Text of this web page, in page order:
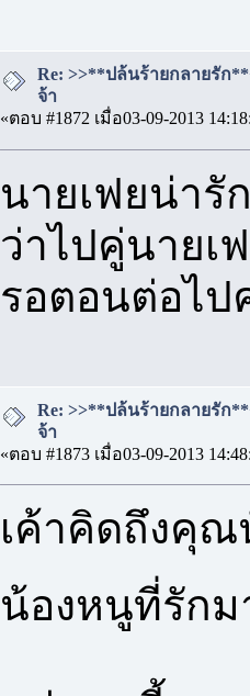
Re: >>**ปล้นร้ายกลายรัก
จ้า
«ตอบ #1872 เมื่อ03-09-2013
นายเฟยน่ารั
ว่าไปคู่นายเ
รอตอนต่อไป
Re: >>**ปล้นร้ายกลายรัก
จ้า
«ตอบ #1873 เมื่อ03-09-2013
เค้าคิดถึงคุณ
น้องหนูที่รักม